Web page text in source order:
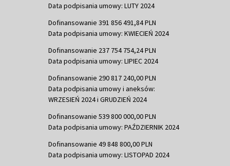
Data podpisania umowy: LUTY 2024
Dofinansowanie 391 856 491,84 PLN
Data podpisania umowy: KWIECIEŃ 2024
Dofinansowanie 237 754 754,24 PLN
Data podpisania umowy: LIPIEC 2024
Dofinansowanie 290 817 240,00 PLN
Data podpisania umowy i aneksów:
WRZESIEŃ 2024 i GRUDZIEŃ 2024
Dofinansowanie 539 800 000,00 PLN
Data podpisania umowy: PAŹDZIERNIK 2024
Dofinansowanie 49 848 800,00 PLN
Data podpisania umowy: LISTOPAD 2024